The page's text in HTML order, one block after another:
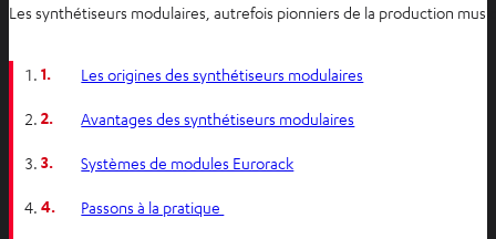
Les synthétiseurs modulaires, autrefois pionniers de la production
1. Les origines des synthétiseurs modulaires
2. Avantages des synthétiseurs modulaires
3. Systèmes de modules Eurorack
4. Passons à la pratique